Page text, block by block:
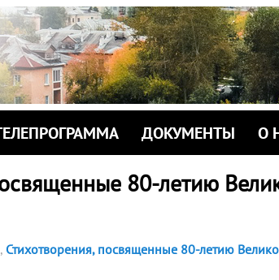
ДОКУМЕНТЫ О
80-летию
, Стихотворения, посвященные 80-летию